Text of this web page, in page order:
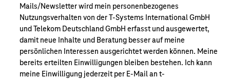
Mails/Newsletter wird mein personenbezogenes
Nutzungsverhalten von der T-Systems International GmbH
und Telekom Deutschland GmbH erfasst und ausgewertet,
damit neue Inhalte und Beratung besser auf meine
persönlichen Interessen ausgerichtet werden können. Meine
bereits erteilten Einwilligungen bleiben bestehen. Ich kann
meine Einwilligung jederzeit per E-Mail an t-